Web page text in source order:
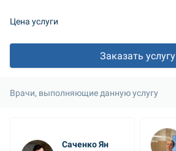
Цена услуги
Заказать услугу
Врачи, выполняющие данную услугу
Саченко Ян